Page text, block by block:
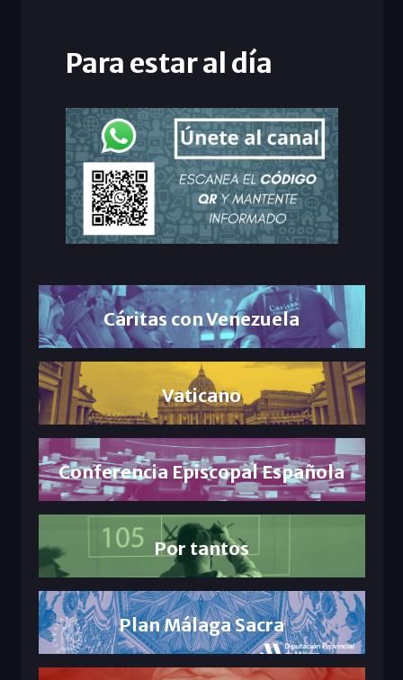
Para estar al día
Cáritas con Venezuela
Vaticano
Conferencia Episcopal Española
Por tantos
Plan Málaga Sacra